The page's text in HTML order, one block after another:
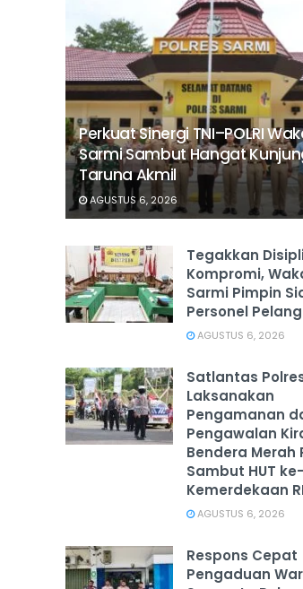
Perkuat Sinergi TNI–POLRI
Sarmi Sambut Hangat
Taruna Akmil
AGUSTUS 6, 2026
Tegakkan
Kompromi,
Sarmi Pimpin
Personel
AGUSTUS 6, 2026
Satlantas
Laksanakan
Pengamanan
Pengawalan
Bendera Merah
Sambut HUT
Kemerdekaan
AGUSTUS 6, 2026
Respons Cepat
Pengaduan